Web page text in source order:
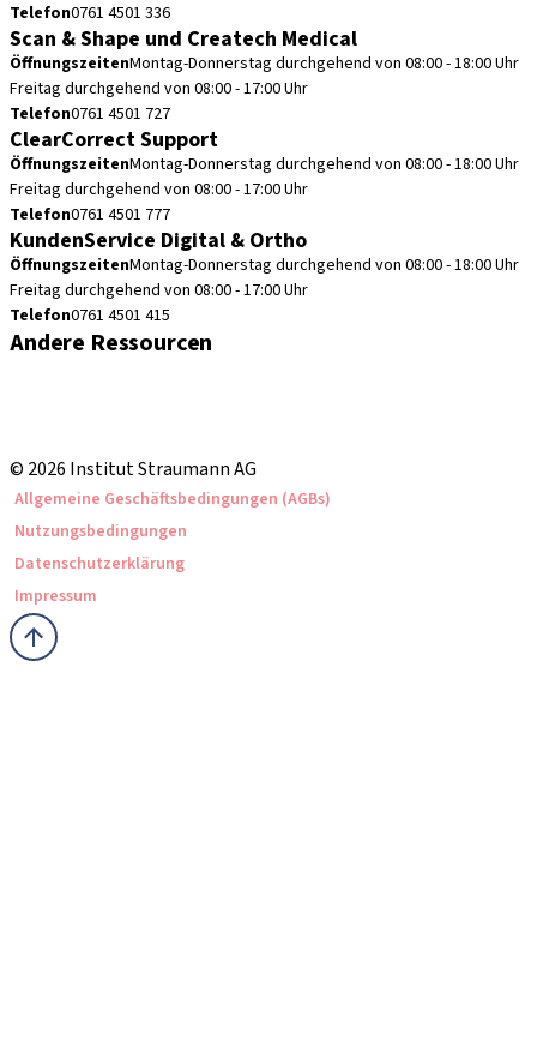
Telefon0761 4501 336
Scan & Shape und Createch Medical
ÖffnungszeitenMontag-Donnerstag durchgehend von 08:00 - 18:00 Uhr
Freitag durchgehend von 08:00 - 17:00 Uhr
Telefon0761 4501 727
ClearCorrect Support
ÖffnungszeitenMontag-Donnerstag durchgehend von 08:00 - 18:00 Uhr
Freitag durchgehend von 08:00 - 17:00 Uhr
Telefon0761 4501 777
KundenService Digital & Ortho
ÖffnungszeitenMontag-Donnerstag durchgehend von 08:00 - 18:00 Uhr
Freitag durchgehend von 08:00 - 17:00 Uhr
Telefon0761 4501 415
Andere Ressourcen
© 2026 Institut Straumann AG
Allgemeine Geschäftsbedingungen (AGBs)
Nutzungsbedingungen
Datenschutzerklärung
Impressum